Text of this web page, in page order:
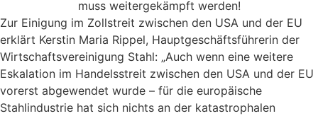
Zur Einigung im Zollstreit zwischen den USA und der EU
erklärt Kerstin Maria Rippel, Hauptgeschäftsführerin der
Wirtschaftsvereinigung Stahl: „Auch wenn eine weitere
Eskalation im Handelsstreit zwischen den USA und der EU
vorerst abgewendet wurde – für die europäische
Stahlindustrie hat sich nichts an der katastrophalen